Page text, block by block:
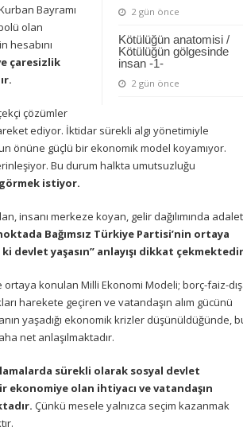
2 gün önce
Kötülüğün anatomisi /
Kötülüğün gölgesinde
insan -1-
2 gün önce
Bayramı
olan
hesabını
çaresizlik
çözümler
ediyor. İktidar sürekli algı yönetimiyle
önüne güçlü bir ekonomik model koyamıyor.
Bu durum halkta umutsuzluğu
istiyor.
insanı merkeze koyan, gelir dağılımında
Bağımsız Türkiye Partisi’nin ortaya
devlet yaşasın” anlayışı dikkat
konulan Milli Ekonomi Modeli; borç-faiz-
harekete geçiren ve vatandaşın alım gücünü
yaşadığı ekonomik krizler düşünüldüğünde,
net anlaşılmaktadır.
sürekli olarak sosyal devlet
ekonomiye olan ihtiyacı ve vatandaşın
Çünkü mesele yalnızca seçim kazanmak